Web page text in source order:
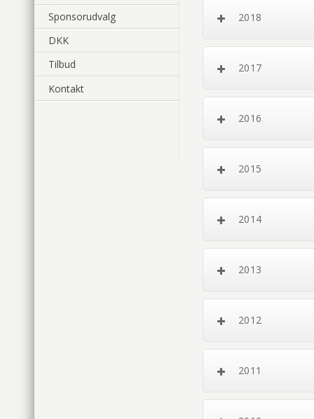
Sponsorudvalg
DKK
Tilbud
Kontakt
2018
2017
2016
2015
2014
2013
2012
2011